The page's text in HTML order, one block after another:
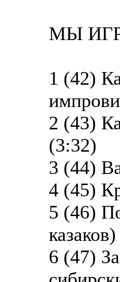
МЫ
1 (42)
2 (43)
(3:32)
3 (44)
4 (45)
5 (46)
6 (47)